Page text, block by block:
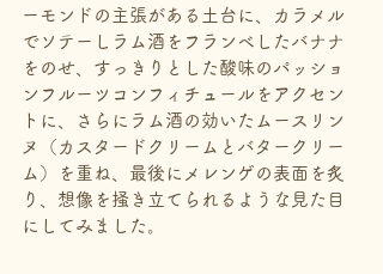
ーモンドの主張がある土台に、カラメル
でソテーしラム酒をフランベしたバナナ
をのせ、すっきりとした酸味のパッショ
ンフルーツコンフィチュールをアクセン
トに、さらにラム酒の効いたムースリン
ヌ（カスタードクリームとバタークリー
ム）を重ね、最後にメレンゲの表面を炙
り、想像を掻き立てられるような見た目
にしてみました。